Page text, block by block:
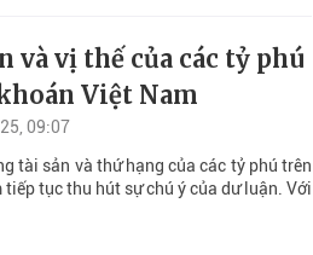
và vị thế của các tỷ phú
Việt Nam
09:07
tài sản và thứ hạng của các tỷ phú trên
tục thu hút sự chú ý của dư luận. Với